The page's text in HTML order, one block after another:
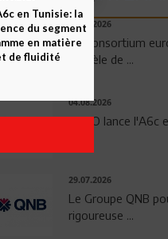
06.08.2026
Un consortium
modèle de ...
04.08.2026
OPPO lance l'A6c
29.07.2026
Le Groupe QNB
rigoureuse ...
en Tunisie: la
du segment
en matière
de fluidité